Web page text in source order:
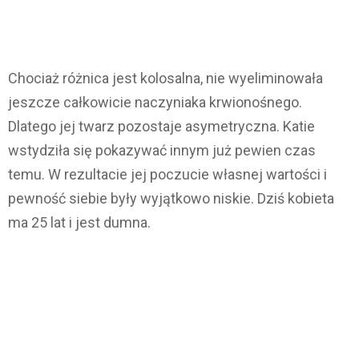
Chociaż różnica jest kolosalna, nie wyeliminowała
jeszcze całkowicie naczyniaka krwionośnego.
Dlatego jej twarz pozostaje asymetryczna. Katie
wstydziła się pokazywać innym już pewien czas
temu. W rezultacie jej poczucie własnej wartości i
pewność siebie były wyjątkowo niskie. Dziś kobieta
ma 25 lat i jest dumna.